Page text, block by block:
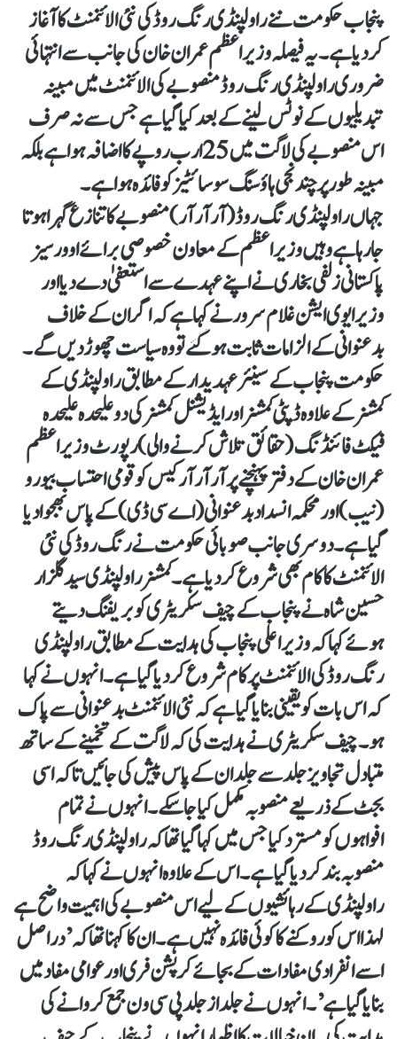
پنجاب حکومت ننے راولپنڈی رنگ روڈ کی نئی الائنمنٹ کا آغاز
کردیا ہے۔یہ فیصلہ وزیر اعظم عمران خان کی جانب سے انتہائی
ضروری راولپنڈی رنگ روڈ منصوبے کی الائنمنٹ میں مبینہ
تبدیلیوں کے نوٹس لینے کے بعد کیا گیا ہے جس سے نہ صرف
اس منصوبے کی لاگت میں 25 ارب روپے کا اضافہ ہوا ہے بلکہ
مبینہ طور پر چند نجی ہاؤسنگ سوسائٹیز کو فائدہ ہوا ہے۔
جہاں راولپنڈی رنگ روڈ (آر آر آر) منصوبے کا تنازع گہرا ہوتا
جارہا ہے وہیں وزیر اعظم کے معاون خصوصی برائے اوور سیز
پاکستانی زلفی بخاری نے اپنے عہدے سے استعفیٰ دے دیا اور
وزیر ایوی ایشن غلام سرور نے کہا ہے کہ اگر ان کے خلاف
بدعنوانی کے الزامات ثابت ہوگئے تو وہ سیاست چھوڑ دیں گے۔
حکومت پنجاب کے سینئر عہدیدار کے مطابق راولپنڈی کے
کمشنر کے علاوہ ڈپٹی کمشنر اور ایڈیشنل کمشنر کی دو علیحدہ علیحدہ
فیکٹ فائنڈنگ (حقائق تلاش کرنے والی) رپورٹ وزیر اعظم
عمران خان کے دفتر پہنچنے پر آر آر آر کیس کو قومی احتساب بیورو
(نیب) اور محکمہ انسداد بدعنوانی (اے سی ڈی) کے پاس بھجوا دیا
گیا ہے۔ دوسری جانب صوبائی حکومت نے رنگ روڈ کی نئی
الائنمنٹ کا کام بھی شروع کردیا ہے۔ کمشنر راولپنڈی سید گلزار
حسین شاہ نے پنجاب کے چیف سکریٹری کو بریفنگ دیتے
ہوئے کہا کہ وزیر اعلی پنجاب کی ہدایت کے مطابق راولپنڈی
رنگ روڈ کی الائنمنٹ پر کام شروع کردیا گیا ہے۔ انہوں نے کہا
کہ اس بات کو یقینی بنایا گیا ہے کہ نئی الائنمنٹ بدعنوانی سے پاک
ہو۔ چیف سکریٹری نے ہدایت کی کہ لاگت کے تخمینے کے ساتھ
متبادل تجاویز جلد سے جلد ان کے پاس پیش کی جائیں تاکہ اسی
بجٹ کے ذریعے منصوبہ مکمل کیا جاسکے۔ انہوں نے تمام
افواہوں کو مسترد کیا جس میں کہا گیا تھا کہ راولپنڈی رنگ روڈ
منصوبہ بند کردیا گیا ہے۔ اس کے علاوہ انہوں نے کہا کہ
راولپنڈی کے رہائشیوں کے لیے اس منصوبے کی اہمیت واضح ہے
لہذا اس کو روکنے کا کوئی فائدہ نہیں ہے۔ ان کا کہنا تھا کہ’ دراصل
اسے انفرادی مفادات کے بجائے کرپشن فری اور عوامی مفاد میں
بنایا گیا ہے’۔ انہوں نے جلد از جلد پی سی ون جمع کروانے کی